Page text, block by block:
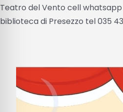
Teatro del Vento cell whatsapp
biblioteca di Presezzo tel 035